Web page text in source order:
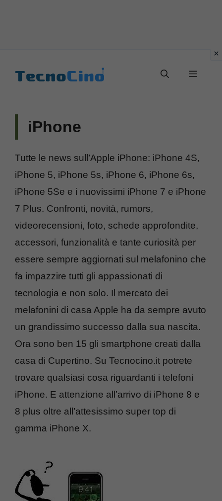
Menu
iPhone
Tutte le news sull’Apple iPhone: iPhone 4S,
iPhone 5, iPhone 5s, iPhone 6, iPhone 6s,
iPhone 5Se e i nuovissimi iPhone 7 e iPhone
7 Plus. Confronti, novità, rumors,
videorecensioni, foto, schede approfondite,
accessori, funzionalità e tante curiosità per
essere sempre aggiornati sul melafonino che
fa impazzire tutti gli appassionati di
tecnologia e non solo. Il mercato dei
melafonini di casa Apple ha da sempre avuto
un grandissimo successo dalla sua nascita.
Ora sono ben 15 gli smartphone creati dalla
casa di Cupertino. Su Tecnocino.it potrete
trovare qualsiasi cosa riguardanti i telefoni
iPhone. E attenzione all’arrivo di iPhone 8 e
8 plus oltre all’attesissimo super top di
gamma iPhone X.